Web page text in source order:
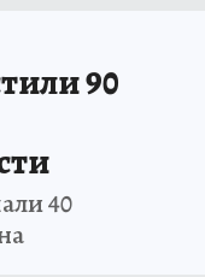
90
40